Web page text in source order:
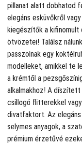
pillanat alatt dobhatod
elegáns esküvőkről
kiegészítők a kifinomult
ötvözetei! Találsz
passzolnak egy
modelleket, amikkel te
a krémtől a
alkalmakhoz! A
csillogó flitterekkel
divatfaktort. Az
selymes anyagok, a
prémium érzetűvé